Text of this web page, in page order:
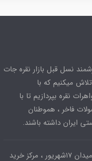
نسل قبل بازار نقره جات
میکنیم که با
نقره بپردازیم تا با
فاخر ، هموطنان
ایران داشته باشند.
مشهد ، میدان ۱۷شهریور ، مرکز خرید